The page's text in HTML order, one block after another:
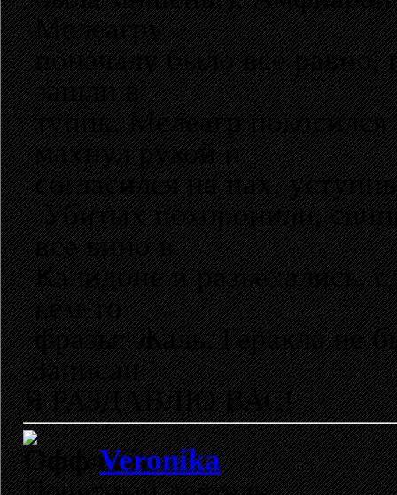
Мелеагру
поначалу было все равно,
зашли в
тупик, Мелеагр
махнул рукой и
согласился на пах,
Убитых похоронили,
все вино в
Калидоне и разъехались,
кем-то
фразы: Жаль, Геракла не
Записан
Я РАЗДАВЛЮ ВАС!
Veronika